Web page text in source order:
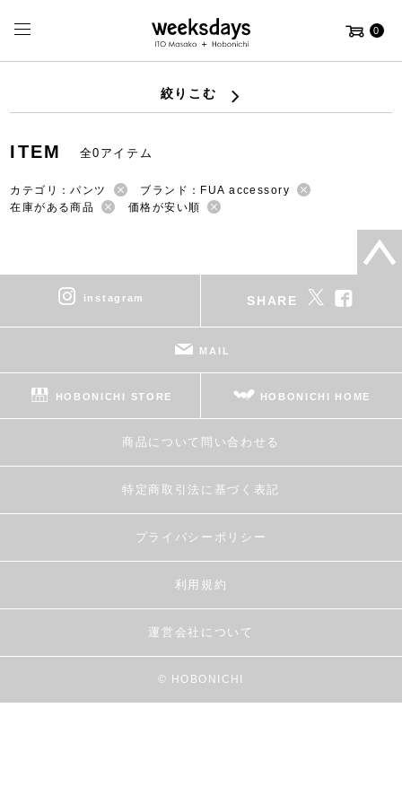
0
絞りこむ
ITEM 全0アイテム
カテゴリ：パンツ
ブランド：FUA accessory
在庫がある商品
価格が安い順
instagram SHARE
MAIL
HOBONICHI STORE HOBONICHI HOME
商品について問い合わせる
特定商取引法に基づく表記
プライバシーポリシー
利用規約
運営会社について
© HOBONICHI